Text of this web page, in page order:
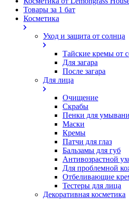
Товары за 1 бат
Косметика
Уход и защита от солнца
Тайские кремы от
Для загара
После загара
Для лица
Очищение
Скрабы
Пенки для
Маски
Кремы
Патчи для глаз
Бальзамы для губ
Антивозрастной
Для проблемной
Oтбеливающие
Тестеры для лица
Декоративная косметика